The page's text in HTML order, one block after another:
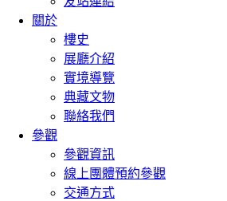
關於
樓史
展廳介紹
實境導覽
典藏文物
聯絡我們
參觀
參觀資訊
線上團體預約參觀
交通方式